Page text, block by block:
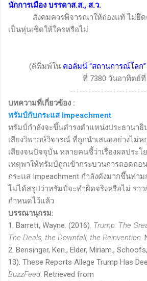
นักการเมือง บรรดาส.ส., ส.ว.
สังคมควรพิจารณาให้ถ่องแท้ ไม่ยึด
เป็นหุ่นเชิดให้ใครหรือไม่
(ตีพิมพ์ใน คอลัมน์ “สถานการณ์โลก
ที่ 7380 วันอาทิตย์ที่
บทความที่เกี่ยวข้อง :
ทรัมป์กับกระแส Impeachment
ทรัมป์กำลังจะขึ้นดำรงตำแหน่งประธานาธิ
เสียงวิพากษ์วิจารณ์ ที่ถูกนำเสนออย่างไม่
เสียงจนปัจจุบัน หลายคนชี้ว่าเรื่องผลประ
เหตุพาให้ทรัมป์ถูกเข้ากระบวนการถอดถอ
กระแส Impeachment กำลังดังมากขึ้นท่า
ไม่ได้สรุปว่าทรัมป์จะทำผิดจริงหรือไม่ รา
กำหนดไว้แล้ว
บรรณานุกรม:
1. Barrett, Wayne. (2016). Trump: The
The Deals, the Downfall, the Reinvention.
2. Bensinger, Ken., Elder, Miriam.,
13). These Reports Allege Trump Has
BuzzFeed. Retrieved from